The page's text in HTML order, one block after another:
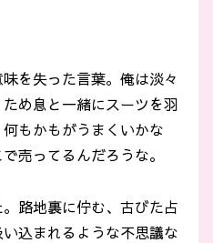
を失った言葉。俺は淡々
め息と一緒にスーツを羽
もかもがうまくいかな
売ってるんだろうな。
路地裏に佇む、古びた占
込まれるような不思議な